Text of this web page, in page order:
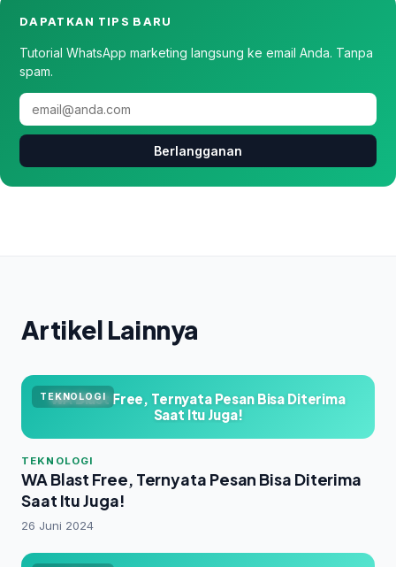
DAPATKAN TIPS BARU
Tutorial WhatsApp marketing langsung ke email Anda. Tanpa
spam.
Berlangganan
Artikel Lainnya
TEKNOLOGI
WA Blast Free, Ternyata Pesan Bisa Diterima
Saat Itu Juga!
TEKNOLOGI
WA Blast Free, Ternyata Pesan Bisa Diterima
Saat Itu Juga!
26 Juni 2024